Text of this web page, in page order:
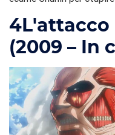
4
(2009 – In